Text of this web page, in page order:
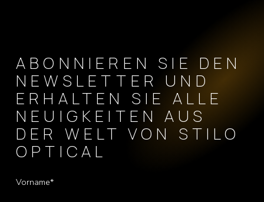
ABONNIEREN SIE DEN
NEWSLETTER UND
ERHALTEN SIE ALLE
NEUIGKEITEN AUS
DER WELT VON STILO
OPTICAL
Vorname*